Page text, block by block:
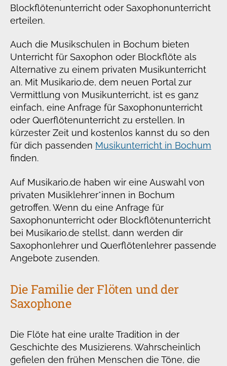
Blockflötenunterricht oder Saxophonunterricht
erteilen.
Auch die Musikschulen in Bochum bieten
Unterricht für Saxophon oder Blockflöte als
Alternative zu einem privaten Musikunterricht
an. Mit Musikario.de, dem neuen Portal zur
Vermittlung von Musikunterricht, ist es ganz
einfach, eine Anfrage für Saxophonunterricht
oder Querflötenunterricht zu erstellen. In
kürzester Zeit und kostenlos kannst du so den
für dich passenden Musikunterricht in Bochum
finden.
Auf Musikario.de haben wir eine Auswahl von
privaten Musiklehrer*innen in Bochum
getroffen. Wenn du eine Anfrage für
Saxophonunterricht oder Blockflötenunterricht
bei Musikario.de stellst, dann werden dir
Saxophonlehrer und Querflötenlehrer passende
Angebote zusenden.
Die Familie der Flöten und der
Saxophone
Die Flöte hat eine uralte Tradition in der
Geschichte des Musizierens. Wahrscheinlich
gefielen den frühen Menschen die Töne, die